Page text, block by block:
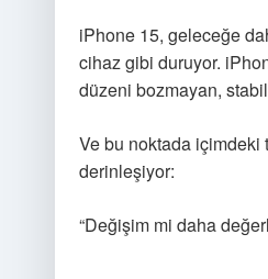
iPhone 15, geleceğe
cihaz gibi duruyor.
düzeni bozmayan,
Ve bu noktada içimdeki
derinleşiyor:
“Değişim mi daha